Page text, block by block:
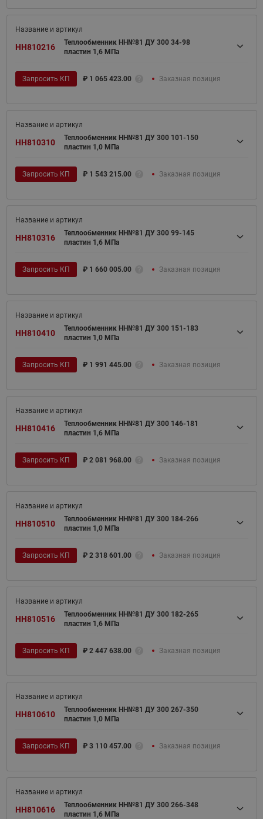
HH810216
Теплообменник НН№81 ДУ 300 34-98
пластин 1,6 МПа
Запросить КП ₽ 1 065 423.00 Заказная позиция
HH810310
Теплообменник НН№81 ДУ 300 101-150
пластин 1,0 МПа
Запросить КП ₽ 1 543 215.00 Заказная позиция
HH810316
Теплообменник НН№81 ДУ 300 99-145
пластин 1,6 МПа
Запросить КП ₽ 1 660 005.00 Заказная позиция
HH810410
Теплообменник НН№81 ДУ 300 151-183
пластин 1,0 МПа
Запросить КП ₽ 1 991 445.00 Заказная позиция
HH810416
Теплообменник НН№81 ДУ 300 146-181
пластин 1,6 МПа
Запросить КП ₽ 2 081 968.00 Заказная позиция
HH810510
Теплообменник НН№81 ДУ 300 184-266
пластин 1,0 МПа
Запросить КП ₽ 2 318 601.00 Заказная позиция
HH810516
Теплообменник НН№81 ДУ 300 182-265
пластин 1,6 МПа
Запросить КП ₽ 2 447 638.00 Заказная позиция
HH810610
Теплообменник НН№81 ДУ 300 267-350
пластин 1,0 МПа
Запросить КП ₽ 3 110 457.00 Заказная позиция
HH810616
Теплообменник НН№81 ДУ 300 266-348
пластин 1,6 МПа